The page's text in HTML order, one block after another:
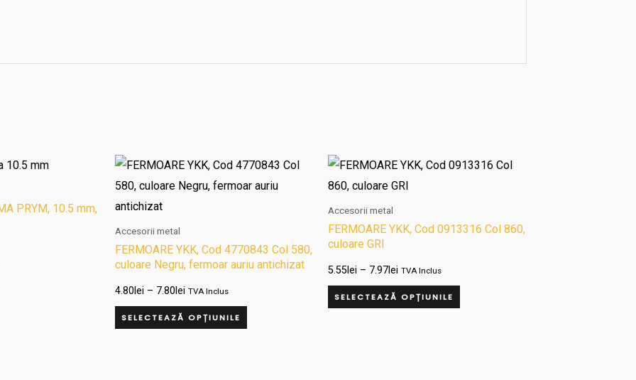
PRYM, 10.5 mm,
Accesorii metal
FERMOARE YKK, Cod 4770843 Col 580,
culoare Negru, fermoar auriu antichizat
4.80 lei – 7.80 lei
Interval
de
prețuri:
TVA Inclus
SELECTEAZĂ OPȚIUNILE
Acest
produs
multe
variații.
pot
fi
Accesorii metal
FERMOARE YKK, Cod 0913316 Col 860,
culoare GRI
5.55lei – 7.97lei
Interval
de
prețuri:
la
7.97lei
TVA Inclus
SELECTEAZĂ OPȚIUNILE
Acest
mai
Opțiunile
pot